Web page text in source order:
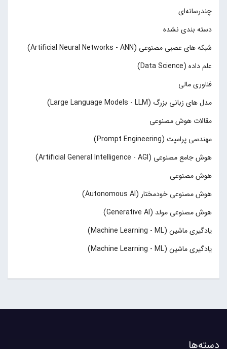
چند‌‌رسانه‌ای
دسته بندی نشده
شبکه های عصبی مصنوعی (Artificial Neural Networks - ANN)
علم داده (Data Science)
فناوری مالی
مدل های زبانی بزرگ (Large Language Models - LLM)
مقالات هوش مصنوعی
مهندسی پرامپت (Prompt Engineering)
هوش جامع مصنوعی (Artificial General Intelligence - AGI)
هوش مصنوعی
هوش مصنوعی خودمختار (Autonomous AI)
هوش مصنوعی مولد (Generative AI)
یادگیری ماشین (Machine Learning - ML)
یادگیری ماشین (Machine Learning - ML)
دسته‌ها